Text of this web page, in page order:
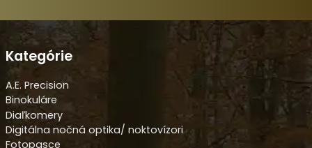
Kategórie
A.E. Precision
Binokuláre
Diaľkomery
Digitálna nočná optika/ noktovízori
Fotopasce